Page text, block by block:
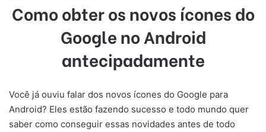
Como obter os novos ícones do
Google no Android
antecipadamente
Você já ouviu falar dos novos ícones do Google para
Android? Eles estão fazendo sucesso e todo mundo quer
saber como conseguir essas novidades antes de todo